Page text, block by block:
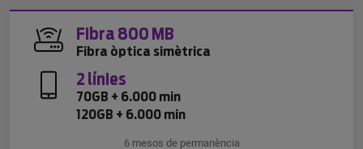
Fibra 800 MB
Fibra òptica simètrica
2 línies
70GB + 6.000 min
120GB + 6.000 min
6 mesos de permanència